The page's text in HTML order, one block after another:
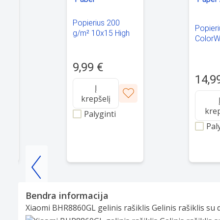
Popierius 200
g/m² 10x15 High
9,99 €
Į
krepšelį
Palyginti
Į
Item
25
Bendra informacija
Xiaomi BHR8860GL gelinis rašiklis Gelinis rašiklis